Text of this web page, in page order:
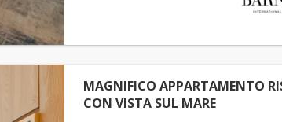
MAGNIFICO APPARTAMENTO
CON VISTA SUL MARE